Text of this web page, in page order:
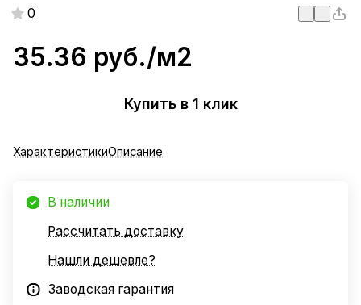
0
35.36 руб./м2
Купить в 1 клик
ХарактеристикиОписание
В наличии
Рассчитать доставку
Нашли дешевле?
Заводская гарантия